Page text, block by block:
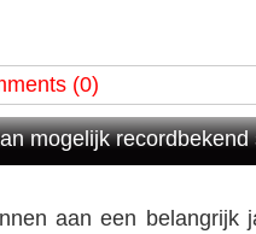
(0)
mogelijk recordbekend
aan een belangrijk